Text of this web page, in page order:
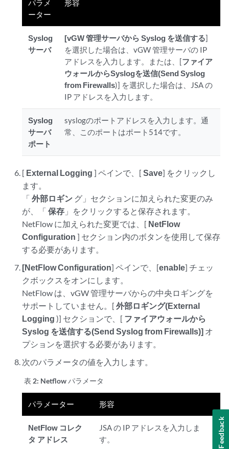
パラメ
ーター
形容
Syslog
サーバ
[vGW 管理サーバから Syslog を送信する]
を選択した場合は、vGW 管理サーバの IP
アドレスを入力します。または、[ファイア
ウォールからSyslogを送信(Send Syslog
from Firewalls)] を選択した場合は、 JSAの
IP アドレスを入力します。
Syslog
サーバ
ポート
syslogのポートアドレスを入力します。通
常、このポートはポート514です。
[ External Logging ] ペインで、[Save] をクリックし
ます。
「外部ロギン グ」セクションに加えられた変更のみ
が、「保存 」をクリックすると保存されます。
NetFlow に加えられた変更では、[ NetFlow
Configuration ] セクション内のボタンを使用して保存
する必要があります。
[NetFlow Configuration] ペインで、[enable] チェッ
クボックスをオンにします。
NetFlow は、vGW 管理サーバからの中央ロギングを
サポートしていません。[外部ロギング(External
Logging )] セクションで、[ ファイアウォールから
Syslog を送信する(Send Syslog from Firewalls)] オ
プションを選択する必要があります。
次のパラメータの値を入力します。
表 2: Netflow パラメータ
パラメーター 形容
NetFlow コレク
タ アドレス
JSAの IP アドレスを入力しま
す。
Feedback